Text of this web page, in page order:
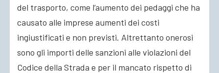
del trasporto, come l’aumento dei pedaggi che ha
causato alle imprese aumenti dei costi
ingiustificati e non previsti. Altrettanto onerosi
sono gli importi delle sanzioni alle violazioni del
Codice della Strada e per il mancato rispetto di